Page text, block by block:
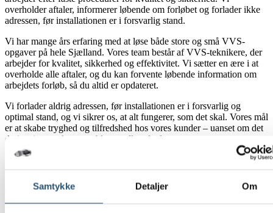
Samtykke Detaljer Om
overholder aftaler, informerer løbende om forløbet og forlader ikke
adressen, før installationen er i forsvarlig stand.
Vi har mange års erfaring med at løse både store og små VVS-
opgaver på hele Sjælland. Vores team består af VVS-teknikere, der
arbejder for kvalitet, sikkerhed og effektivitet. Vi sætter en ære i at
overholde alle aftaler, og du kan forvente løbende information om
arbejdets forløb, så du altid er opdateret.
Vi forlader aldrig adressen, før installationen er i forsvarlig og
optimal stand, og vi sikrer os, at alt fungerer, som det skal. Vores mål
er at skabe tryghed og tilfredshed hos vores kunder – uanset om det
drejer sig om akutte problemer eller planlagte opgaver.
Her får du en pålidelig service, hvor kvalitet og ansvarlighed er i
Bestil akut VVS-hjælp nu